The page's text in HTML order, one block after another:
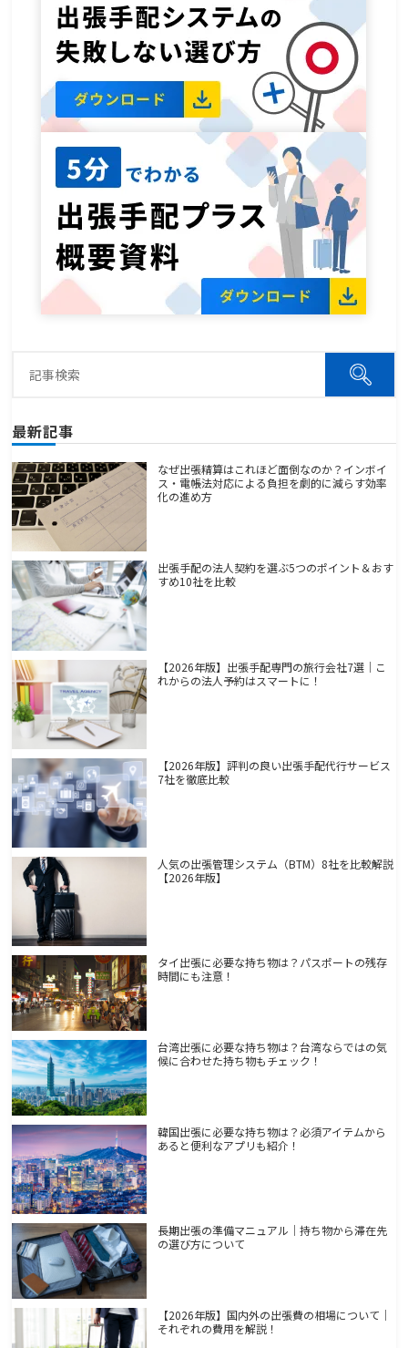
最新記事
なぜ出張精算はこれほど面倒なのか？インボイ
ス・電帳法対応による負担を劇的に減らす効率
化の進め方
出張手配の法人契約を選ぶ5つのポイント＆おす
すめ10社を比較
【2026年版】出張手配専門の旅行会社7選｜こ
れからの法人予約はスマートに！
【2026年版】評判の良い出張手配代行サービス
7社を徹底比較
人気の出張管理システム（BTM）8社を比較解説
【2026年版】
タイ出張に必要な持ち物は？パスポートの残存
時間にも注意！
台湾出張に必要な持ち物は？台湾ならではの気
候に合わせた持ち物もチェック！
韓国出張に必要な持ち物は？必須アイテムから
あると便利なアプリも紹介！
長期出張の準備マニュアル｜持ち物から滞在先
の選び方について
【2026年版】国内外の出張費の相場について｜
それぞれの費用を解説！